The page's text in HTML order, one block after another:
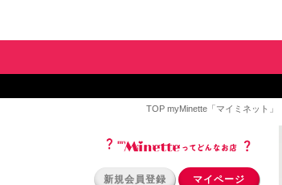
TOP myMinette「マイミネット」
新規会員登録 マイページ